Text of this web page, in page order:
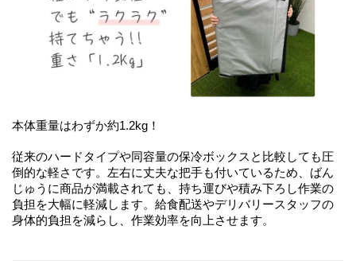
本体重量はわずか約1.2kg！
従来のハードタイプや同容量の保冷ボックスと比較しても圧
倒的な軽さです。左右に丈夫な把手も付いているため、ばん
じゅうに商品が満載されても、持ち運びや積み下ろし作業の
負担を大幅に軽減します。給食配送やデリバリースタッフの
身体的負担を減らし、作業効率を向上させます。